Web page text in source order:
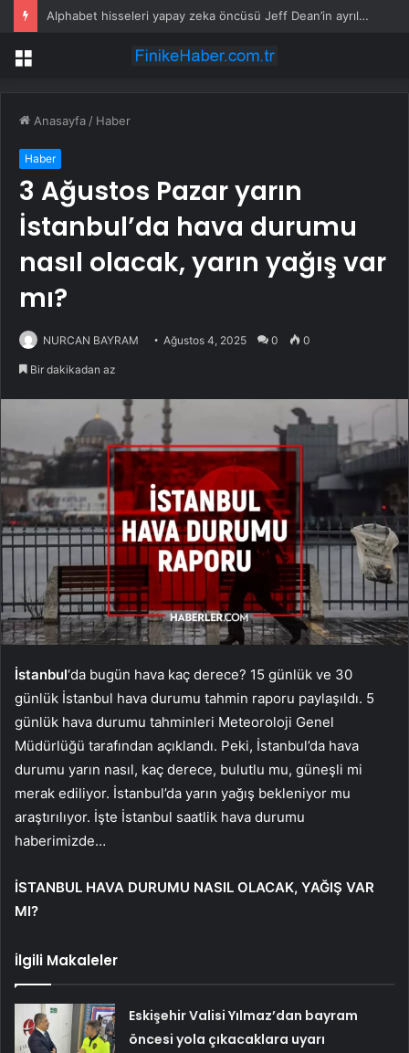
Alphabet hisseleri yapay zeka öncüsü Jeff Dean’in ayrılmasıyla %5 düştü
Menü
Anasayfa / Haber
Haber
3 Ağustos Pazar yarın
İstanbul’da hava durumu
nasıl olacak, yarın yağış var
mı?
NURCAN BAYRAM Ağustos 4, 2025 0 0
Bir dakikadan az
İstanbul‘da bugün hava kaç derece? 15 günlük ve 30
günlük İstanbul hava durumu tahmin raporu paylaşıldı. 5
günlük hava durumu tahminleri Meteoroloji Genel
Müdürlüğü tarafından açıklandı. Peki, İstanbul’da hava
durumu yarın nasıl, kaç derece, bulutlu mu, güneşli mi
merak ediliyor. İstanbul’da yarın yağış bekleniyor mu
araştırılıyor. İşte İstanbul saatlik hava durumu
haberimizde…
İSTANBUL HAVA DURUMU NASIL OLACAK, YAĞIŞ VAR
MI?
İlgili Makaleler
Eskişehir Valisi Yılmaz’dan bayram
öncesi yola çıkacaklara uyarı